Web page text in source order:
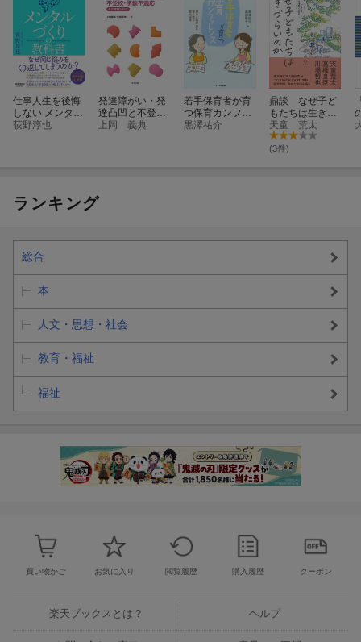
仕事人生を後悔
しない メンタル
づくりの教科書
荻野淳也
発達障がい・発
達凸凹と不登
校・学級不適応
上岡 義典
若手保育者が育
つ保育カンファ
レンス
黒澤祐介
鼎談 なぜ子ど
もたちは生きづ
らいのか
天童 荒太
(3件)
ランキング
総合
本
人文・思想・社会
教育・福祉
福祉
買い物かご お気に入り 閲覧履歴 購入履歴 クーポン
楽天ブックスとは？ ヘルプ